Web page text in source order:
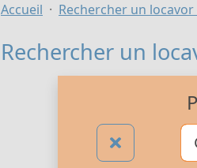
Accueil Rechercher un
Rechercher un